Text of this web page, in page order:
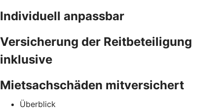
Individuell anpassbar
Versicherung der Reitbeteiligung
inklusive
Mietsachschäden mitversichert
Überblick